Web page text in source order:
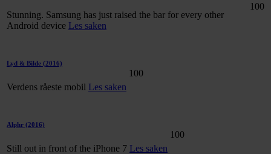
Stunning. Samsung has just raised the bar for every other
Android device Les saken
100
Lyd & Bilde (2016)
Verdens råeste mobil Les saken
100
Alphr (2016)
Still out in front of the iPhone 7 Les saken
100